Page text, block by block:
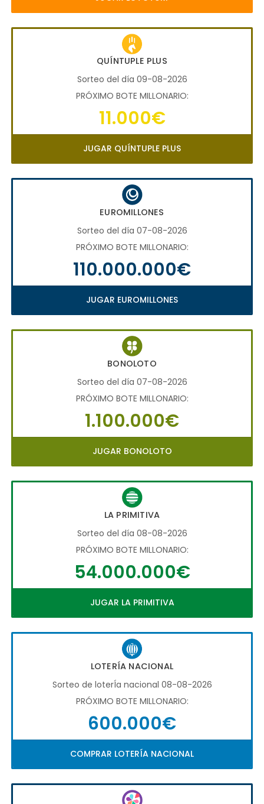
QUÍNTUPLE PLUS
Sorteo del día 09-08-2026
PRÓXIMO BOTE MILLONARIO:
11.000€
JUGAR QUÍNTUPLE PLUS
EUROMILLONES
Sorteo del día 07-08-2026
PRÓXIMO BOTE MILLONARIO:
110.000.000€
JUGAR EUROMILLONES
BONOLOTO
Sorteo del día 07-08-2026
PRÓXIMO BOTE MILLONARIO:
1.100.000€
JUGAR BONOLOTO
LA PRIMITIVA
Sorteo del día 08-08-2026
PRÓXIMO BOTE MILLONARIO:
54.000.000€
JUGAR LA PRIMITIVA
LOTERÍA NACIONAL
Sorteo de loterÍa nacional 08-08-2026
PRÓXIMO BOTE MILLONARIO:
600.000€
COMPRAR LOTERÍA NACIONAL